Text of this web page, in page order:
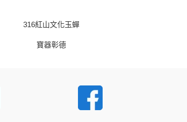
316紅山文化玉蟬
寶器彰德